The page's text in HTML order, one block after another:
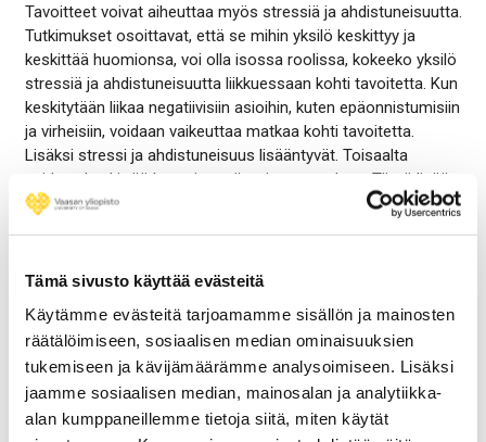
Tämä sivusto käyttää evästeitä
Käytämme evästeitä tarjoamamme sisällön ja mainosten
räätälöimiseen, sosiaalisen median ominaisuuksien
tukemiseen ja kävijämäärämme analysoimiseen. Lisäksi
jaamme sosiaalisen median, mainosalan ja analytiikka-
alan kumppaneillemme tietoja siitä, miten käytät
Tavoitteet voivat aiheuttaa myös stressiä ja ahdistuneisuutta.
Tutkimukset osoittavat, että se mihin yksilö keskittyy ja
keskittää huomionsa, voi olla isossa roolissa, kokeeko yksilö
stressiä ja ahdistuneisuutta liikkuessaan kohti tavoitetta. Kun
keskitytään liikaa negatiivisiin asioihin, kuten epäonnistumisiin
ja virheisiin, voidaan vaikeuttaa matkaa kohti tavoitetta.
Lisäksi stressi ja ahdistuneisuus lisääntyvät. Toisaalta
voidaan keskittää huomio myönteiseen puoleen. Tämä lisää
omaa energiaa ja hyvinvointia. Seuraavat itselle tehdyt
1. Kuinka paljon olet jo edistynyt?
2. Milloin olet onnistunut samanlaisissa tavoitteissa
aikaisemmin, ja kuinka se tapahtui?
3. Mitä voimavaroja voit hyödyntää matkalla kohti